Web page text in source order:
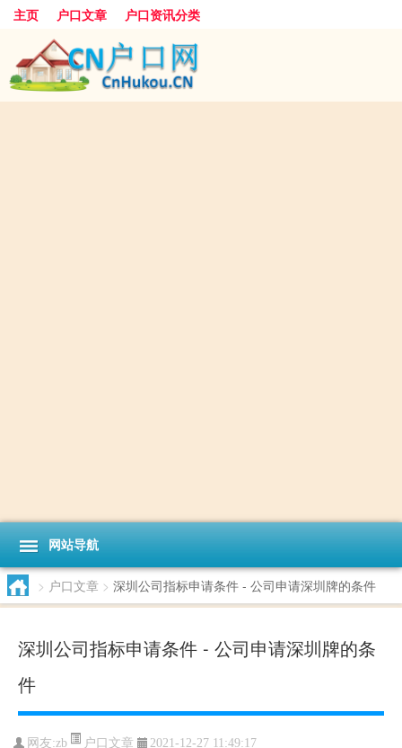
主页 户口文章 户口资讯分类
网站导航
> 户口文章 > 深圳公司指标申请条件 - 公司申请深圳牌的条件
深圳公司指标申请条件 - 公司申请深圳牌的条
件
网友:zb 户口文章 2021-12-27 11:49:17